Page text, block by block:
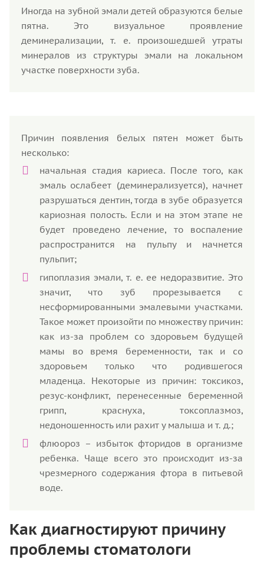
Иногда на зубной эмали детей образуются белые
пятна. Это визуальное проявление
деминерализации, т. е. произошедшей утраты
минералов из структуры эмали на локальном
участке поверхности зуба.
Причин появления белых пятен может быть
несколько:
начальная стадия кариеса. После того, как
эмаль ослабеет (деминерализуется), начнет
разрушаться дентин, тогда в зубе образуется
кариозная полость. Если и на этом этапе не
будет проведено лечение, то воспаление
распространится на пульпу и начнется
пульпит;
гипоплазия эмали, т. е. ее недоразвитие. Это
значит, что зуб прорезывается с
несформированными эмалевыми участками.
Такое может произойти по множеству причин:
как из-за проблем со здоровьем будущей
мамы во время беременности, так и со
здоровьем только что родившегося
младенца. Некоторые из причин: токсикоз,
резус-конфликт, перенесенные беременной
грипп, краснуха, токсоплазмоз,
недоношенность или рахит у малыша и т. д.;
флюороз – избыток фторидов в организме
ребенка. Чаще всего это происходит из-за
чрезмерного содержания фтора в питьевой
воде.
Как диагностируют причину
проблемы стоматологи